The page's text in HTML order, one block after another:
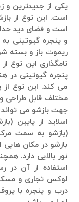
یکی از جدیدترین و
است. این نوع از
است و فضای دید
و پنجره گیوتینی
ریموت باز و بسته
نامگذاری این نوع
پنجره گیوتینی در
می کند. این نوع از
مختلف قابل طراحی
جهت بازشو می تواند
اسلاید از پایین
(بازشو به سمت
بازشو در مکان هایی
نور بالایی دارد.
استفاده از آن در
لوکس تجاری و
درب و پنجره با